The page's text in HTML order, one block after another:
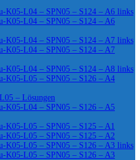
K05-L04 – SPN05 – S124 – A6 links
K05-L04 – SPN05 – S124 – A6
K05-L04 – SPN05 – S124 – A7 links
K05-L04 – SPN05 – S124 – A7
K05-L04 – SPN05 – S124 – A8 links
K05-L05 – SPN05 – S126 – A4
– Lösungen
K05-L04 – SPN05 – S126 – A5
K05-L05 – SPN05 – S125 – A1
K05-L05 – SPN05 – S125 – A2
K05-L05 – SPN05 – S126 – A3 links
K05-L05 – SPN05 – S126 – A3